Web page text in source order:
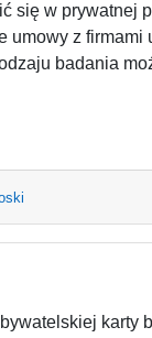
się w prywatnej
umowy z
badania
karty